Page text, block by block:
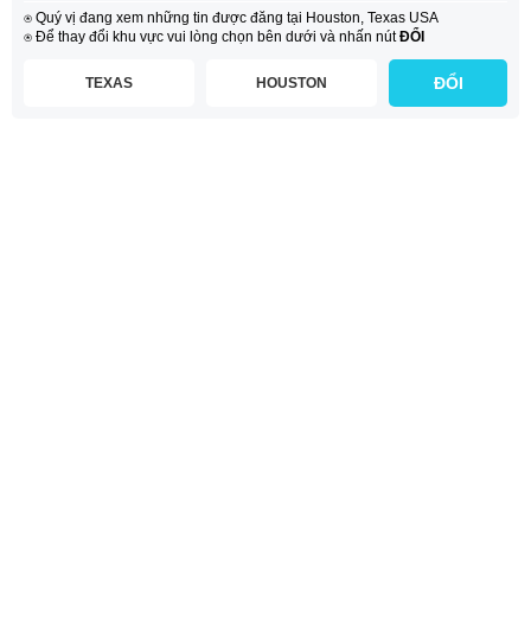
⍟ Quý vị đang xem những tin được đăng tại Houston, Texas USA
⍟ Để thay đổi khu vực vui lòng chọn bên dưới và nhấn nútĐỔI
TEXAS HOUSTON ĐỔI